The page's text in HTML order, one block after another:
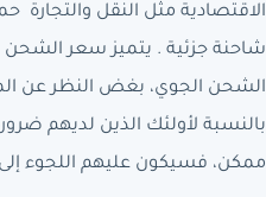
الاقتصادية مثل النقل
شاحنة جزئية . يتميز سعر الشحن
الشحن الجوي، بغض النظر عن
بالنسبة لأولئك الذين لديهم
ممكن، فسيكون عليهم اللجوء